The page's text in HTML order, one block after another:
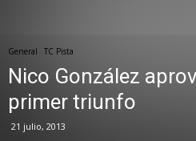
General TC Pista
Nico González
primer triunfo
21 julio, 2013